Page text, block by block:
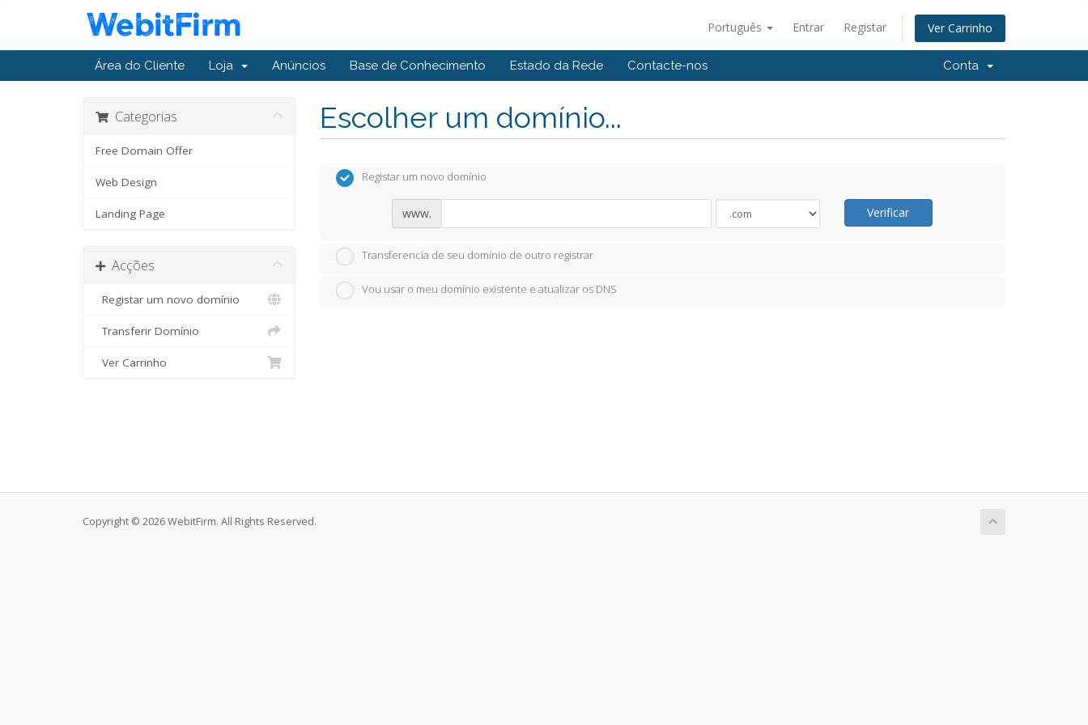
Português Entrar Registar Ver Carrinho
Área do Cliente Loja Anúncios Base de Conhecimento Estado da Rede Contacte-nos Conta
Escolher um domínio...
Categorias
Free Domain Offer
Web Design
Landing Page
Acções
Registar um novo domínio
Transferir Domínio
Ver Carrinho
Registar um novo domínio
www. Verificar
Transferencia de seu domínio de outro registrar
Vou usar o meu domínio existente e atualizar os DNS
Copyright © 2026 WebitFirm. All Rights Reserved.